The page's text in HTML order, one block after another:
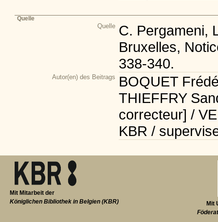
Quelle
Quelle C. Pergameni,
Bruxelles,
338-340.
Autor(en) des Beitrags
BOQUET
THIEFFRY
correcteur] /
KBR /
Mit
Mit Mitarbeit der
Königlichen Bibliothek in Belgien (KBR)